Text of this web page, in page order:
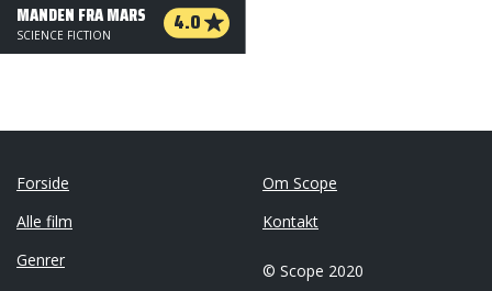
MANDEN FRA MARS 4.0
SCIENCE FICTION
Forside
Alle film
Genrer
Om Scope
Kontakt
© Scope 2020